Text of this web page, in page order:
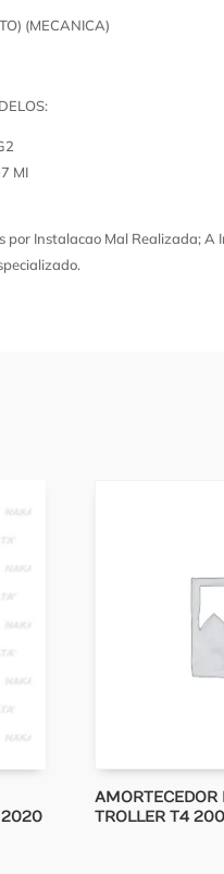
(MECANICA)
MI
por Instalacao Mal Realizada; A
2020
AMORTECEDOR
TROLLER T4